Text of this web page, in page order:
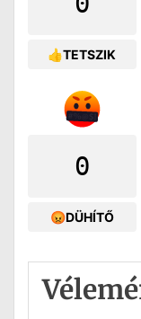
👍TETSZIK
0
😡DÜHÍTŐ